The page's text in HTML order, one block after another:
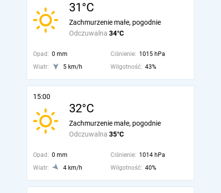
31°C
Odczuwalna 34°C
Zachmurzenie małe, pogodnie
Opad: 0 mm Ciśnienie: 1015 hPa
Wiatr:
5 km/h Wilgotność: 43%
15:00
32°C
Odczuwalna 35°C
Zachmurzenie małe, pogodnie
Opad: 0 mm Ciśnienie: 1014 hPa
Wiatr:
4 km/h Wilgotność: 40%